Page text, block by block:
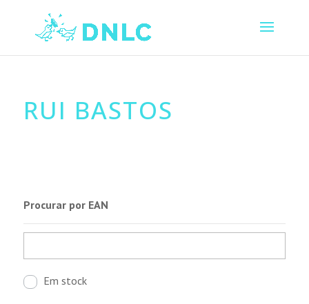
RUI BASTOS
Procurar por EAN
Em stock